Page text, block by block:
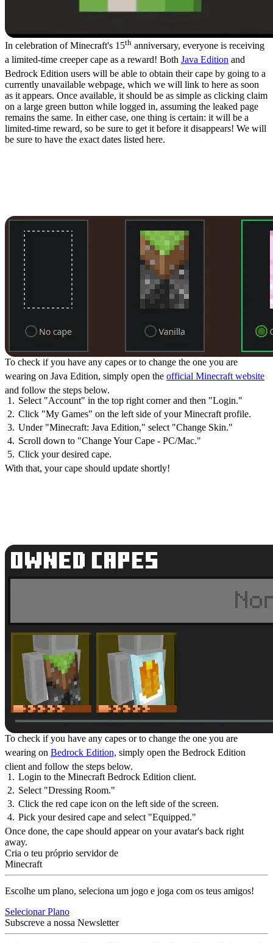
In celebration of Minecraft's 15th anniversary, everyone is receiving
a limited-time creeper cape as a reward! Both Java Edition and
Bedrock Edition users will be able to obtain their cape by going to a
currently unavailable webpage, which we will link to here as soon
as it appears. Once available, it should be as simple as clicking claim
on a large green button while logged in, assuming the leaked page
remains the same. In either case, one thing is certain: it will be a
limited-time reward, so be sure to get it before it disappears! We will
be sure to have the exact dates listed here.
To check if you have any capes or to change the one you are
wearing on Java Edition, simply open the official Minecraft website
and follow the steps below.
Select "Account" in the top right corner and then "Login."
Click "My Games" on the left side of your Minecraft profile.
Under "Minecraft: Java Edition," select "Change Skin."
Scroll down to "Change Your Cape - PC/Mac."
Click your desired cape.
With that, your cape should update shortly!
To check if you have any capes or to change the one you are
wearing on Bedrock Edition, simply open the Bedrock Edition
client and follow the steps below.
Login to the Minecraft Bedrock Edition client.
Select "Dressing Room."
Click the red cape icon on the left side of the screen.
Pick your desired cape and select "Equipped."
Once done, the cape should appear on your avatar's back right
away.
Cria o teu próprio servidor de
Minecraft
Escolhe um plano, seleciona um jogo e joga com os teus amigos!
Selecionar Plano
Subscreve a nossa Newsletter